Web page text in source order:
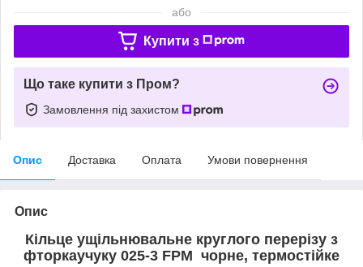
або
Купити з
Що таке купити з Пром?
Замовлення під захистом
Опис Доставка Оплата Умови повернення
Опис
Кільце ущільнювальне круглого перерізу з
фторкаучуку 025-3 FРM чорне, термостійке